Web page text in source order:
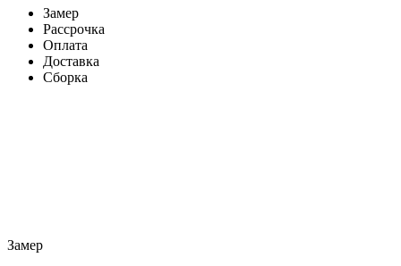
Замер
Рассрочка
Оплата
Доставка
Сборка
Замер